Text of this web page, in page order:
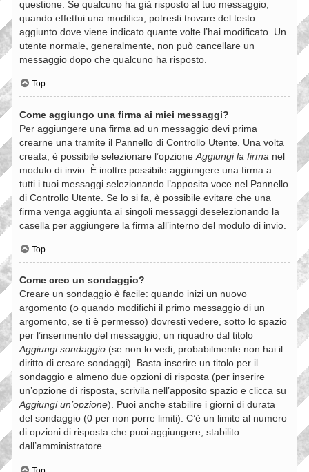
questione. Se qualcuno ha già risposto al tuo messaggio,
quando effettui una modifica, potresti trovare del testo
aggiunto dove viene indicato quante volte l’hai modificato. Un
utente normale, generalmente, non può cancellare un
messaggio dopo che qualcuno ha risposto.
Top
Come aggiungo una firma ai miei messaggi?
Per aggiungere una firma ad un messaggio devi prima
crearne una tramite il Pannello di Controllo Utente. Una volta
creata, è possibile selezionare l’opzione Aggiungi la firma nel
modulo di invio. È inoltre possibile aggiungere una firma a
tutti i tuoi messaggi selezionando l’apposita voce nel Pannello
di Controllo Utente. Se lo si fa, è possibile evitare che una
firma venga aggiunta ai singoli messaggi deselezionando la
casella per aggiungere la firma all’interno del modulo di invio.
Top
Come creo un sondaggio?
Creare un sondaggio è facile: quando inizi un nuovo
argomento (o quando modifichi il primo messaggio di un
argomento, se ti è permesso) dovresti vedere, sotto lo spazio
per l’inserimento del messaggio, un riquadro dal titolo
Aggiungi sondaggio (se non lo vedi, probabilmente non hai il
diritto di creare sondaggi). Basta inserire un titolo per il
sondaggio e almeno due opzioni di risposta (per inserire
un’opzione di risposta, scrivila nell’apposito spazio e clicca su
Aggiungi un’opzione). Puoi anche stabilire i giorni di durata
del sondaggio (0 per non porre limiti). C’è un limite al numero
di opzioni di risposta che puoi aggiungere, stabilito
dall’amministratore.